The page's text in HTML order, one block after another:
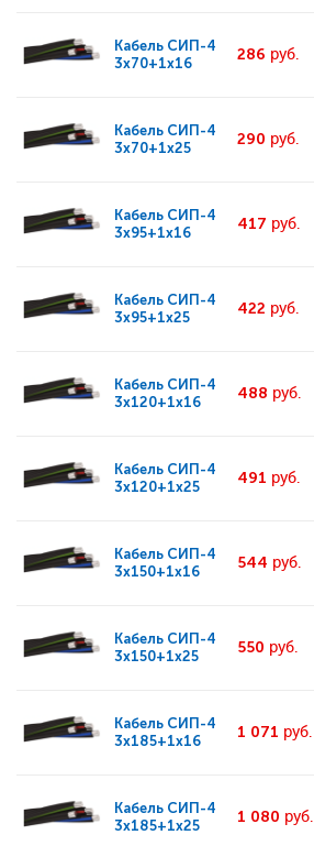
Кабель СИП-4
3x70+1x16
286 руб.
Кабель СИП-4
3x70+1x25
290 руб.
Кабель СИП-4
3x95+1x16
417 руб.
Кабель СИП-4
3x95+1x25
422 руб.
Кабель СИП-4
3x120+1x16
488 руб.
Кабель СИП-4
3x120+1x25
491 руб.
Кабель СИП-4
3x150+1x16
544 руб.
Кабель СИП-4
3x150+1x25
550 руб.
Кабель СИП-4
3x185+1x16
1 071 руб.
Кабель СИП-4
3x185+1x25
1 080 руб.